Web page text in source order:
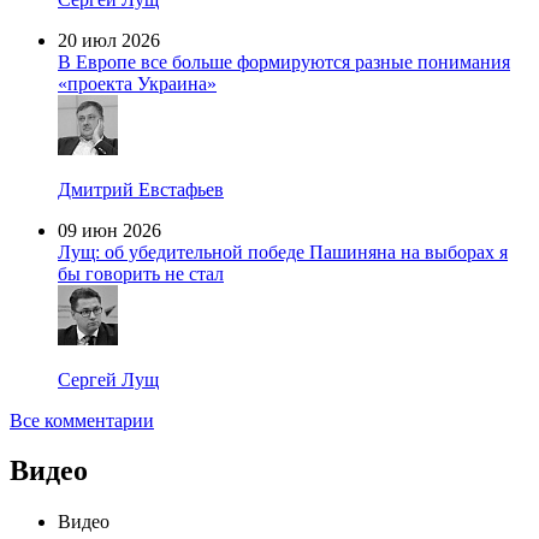
20 июл 2026
В Европе все больше формируются разные понимания
«проекта Украина»
Дмитрий Евстафьев
09 июн 2026
Лущ: об убедительной победе Пашиняна на выборах я
бы говорить не стал
Сергей Лущ
Все комментарии
Видео
Видео